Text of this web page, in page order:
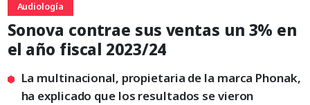
Audiología
Sonova contrae sus ventas un 3% en
el año fiscal 2023/24
La multinacional, propietaria de la marca Phonak,
ha explicado que los resultados se vieron